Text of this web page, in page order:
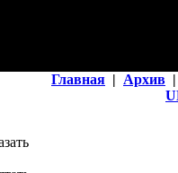
Главная | Архив |